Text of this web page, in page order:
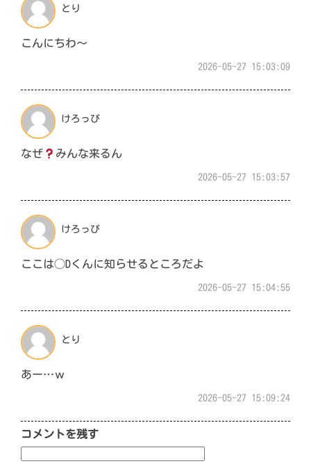
とり
こんにちわ～
2026-05-27 15:03:09
けろっぴ
なぜ みんな来るん
2026-05-27 15:03:57
けろっぴ
ここは◯Dくんに知らせるところだよ
2026-05-27 15:04:55
とり
あー…ｗ
2026-05-27 15:09:24
コメントを残す